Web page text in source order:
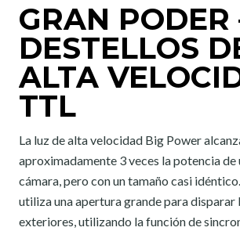
GRAN PODER
DESTELLOS
ALTA
TTL
La luz de alta velocidad Big Power
aproximadamente 3 veces la potencia de
cámara, pero con un tamaño casi
utiliza una apertura grande para disparar
exteriores, utilizando la función de